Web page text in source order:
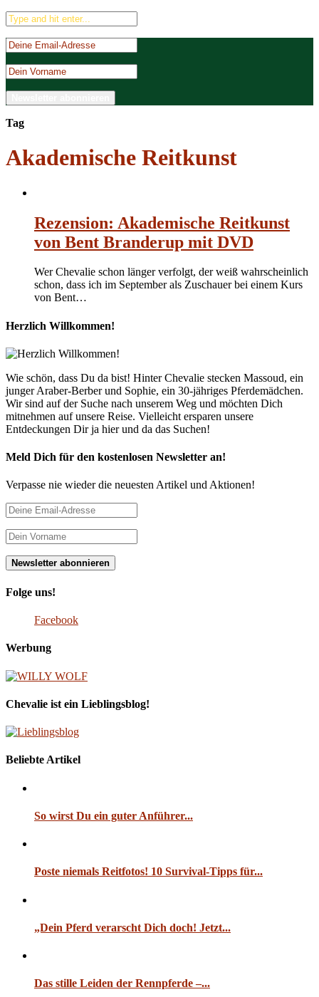
Tag
Akademische Reitkunst
Rezension: Akademische Reitkunst
von Bent Branderup mit DVD
Wer Chevalie schon länger verfolgt, der weiß wahrscheinlich
schon, dass ich im September als Zuschauer bei einem Kurs
von Bent…
Herzlich Willkommen!
Wie schön, dass Du da bist! Hinter Chevalie stecken Massoud, ein
junger Araber-Berber und Sophie, ein 30-jähriges Pferdemädchen.
Wir sind auf der Suche nach unserem Weg und möchten Dich
mitnehmen auf unsere Reise. Vielleicht ersparen unsere
Entdeckungen Dir ja hier und da das Suchen!
Meld Dich für den kostenlosen Newsletter an!
Verpasse nie wieder die neuesten Artikel und Aktionen!
Folge uns!
Facebook
Werbung
Chevalie ist ein Lieblingsblog!
Beliebte Artikel
So wirst Du ein guter Anführer...
Poste niemals Reitfotos! 10 Survival-Tipps für...
„Dein Pferd verarscht Dich doch! Jetzt...
Das stille Leiden der Rennpferde –...